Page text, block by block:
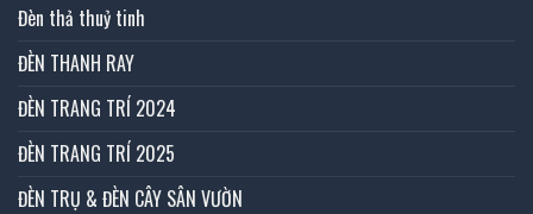
Đèn thả thuỷ tinh
ĐÈN THANH RAY
ĐÈN TRANG TRÍ 2024
ĐÈN TRANG TRÍ 2025
ĐÈN TRỤ & ĐÈN CÂY SÂN VƯỜN